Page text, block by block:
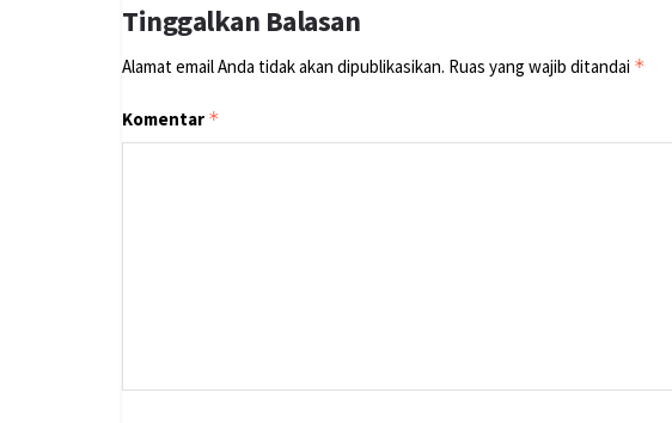
Tinggalkan Balasan
Alamat email Anda tidak akan dipublikasikan. Ruas yang wajib ditandai *
Komentar *